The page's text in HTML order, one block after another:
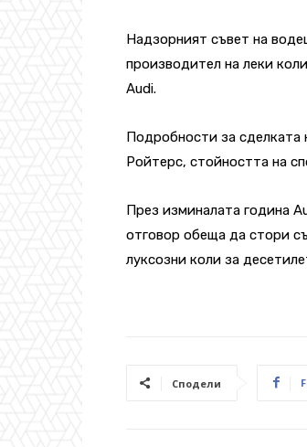
Надзорният съвет на
производител на леки
Audi.
Подробности за сделката
Ройтерс, стойността на
През изминалата година
отговор обеща да стори
луксозни коли за
Сподели